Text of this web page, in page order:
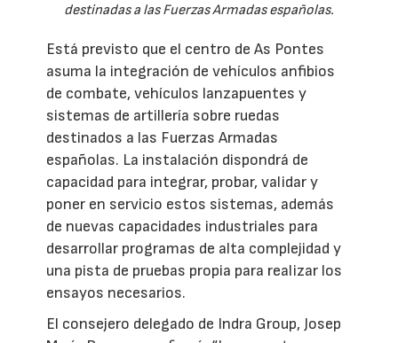
destinadas a las Fuerzas Armadas españolas.
Está previsto que el centro de As Pontes
asuma la integración de vehículos anfibios
de combate, vehículos lanzapuentes y
sistemas de artillería sobre ruedas
destinados a las Fuerzas Armadas
españolas. La instalación dispondrá de
capacidad para integrar, probar, validar y
poner en servicio estos sistemas, además
de nuevas capacidades industriales para
desarrollar programas de alta complejidad y
una pista de pruebas propia para realizar los
ensayos necesarios.
El consejero delegado de Indra Group, Josep